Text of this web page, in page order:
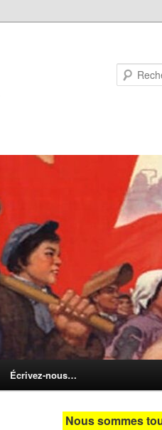
Écrivez-nous…
Nous sommes